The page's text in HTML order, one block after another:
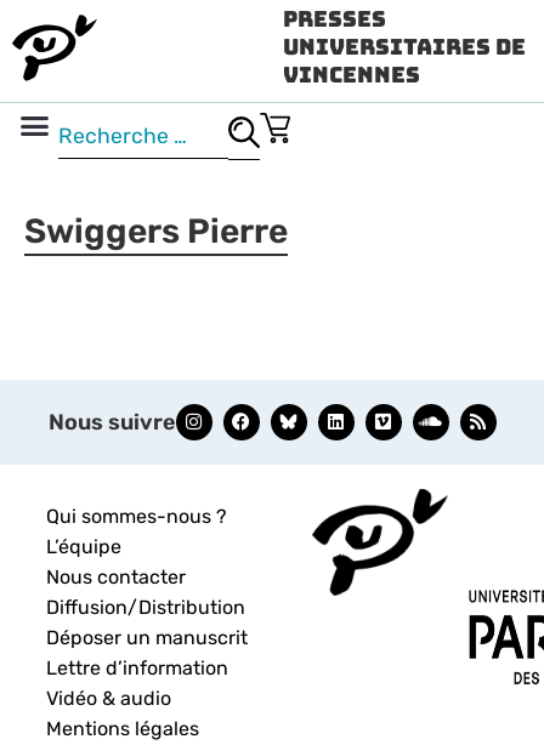
Presses
Universitaires de
Vincennes
Swiggers Pierre
Nous suivre
Qui sommes-nous ?
L’équipe
Nous contacter
Diffusion/Distribution
Déposer un manuscrit
Lettre d’information
Vidéo & audio
Mentions légales